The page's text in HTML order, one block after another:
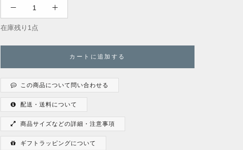
在庫残り1点
カートに追加する
この商品について問い合わせる
配送・送料について
商品サイズなどの詳細・注意事項
ギフトラッピングについて